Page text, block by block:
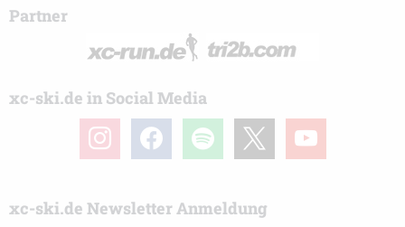
Partner
xc-ski.de in Social Media
instagramfacebook spotify youtube
xc-ski.de Newsletter Anmeldung